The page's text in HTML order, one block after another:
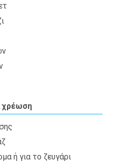
χρέωση
ή για το ζευγάρι